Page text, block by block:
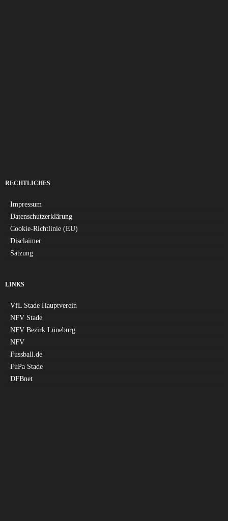
RECHTLICHES
Impressum
Datenschutzerklärung
Cookie-Richtlinie (EU)
Disclaimer
Satzung
LINKS
VfL Stade Hauptverein
NFV Stade
NFV Bezirk Lüneburg
NFV
Fussball.de
FuPa Stade
DFBnet